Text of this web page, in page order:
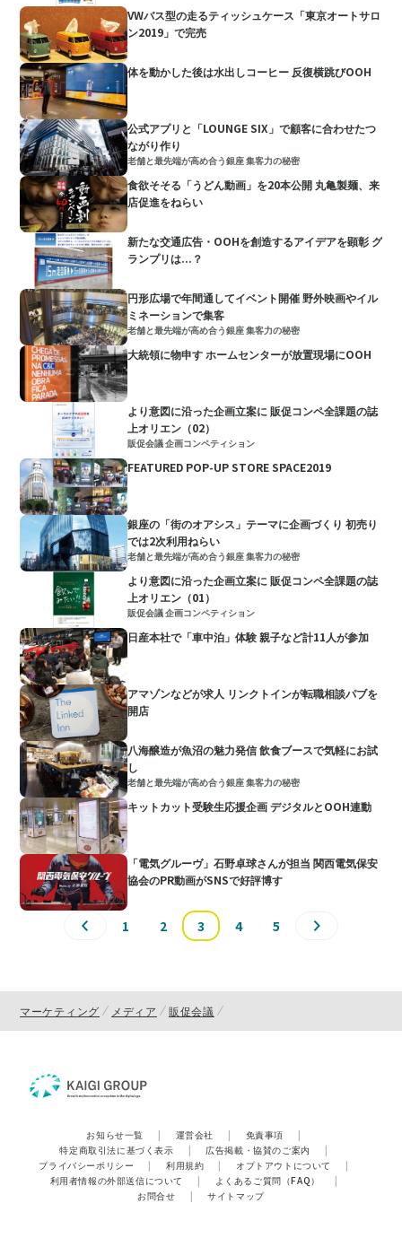
VWバス型の走るティッシュケース「東京オートサロ
ン2019」で完売
体を動かした後は水出しコーヒー 反復横跳びOOH
公式アプリと「LOUNGE SIX」で顧客に合わせたつ
ながり作り
老舗と最先端が高め合う銀座 集客力の秘密
食欲そそる「うどん動画」を20本公開 丸亀製麺、来
店促進をねらい
新たな交通広告・OOHを創造するアイデアを顕彰 グ
ランプリは...？
円形広場で年間通してイベント開催 野外映画やイル
ミネーションで集客
老舗と最先端が高め合う銀座 集客力の秘密
大統領に物申す ホームセンターが放置現場にOOH
より意図に沿った企画立案に 販促コンペ全課題の誌
上オリエン（02）
販促会議 企画コンペティション
FEATURED POP-UP STORE SPACE2019
銀座の「街のオアシス」テーマに企画づくり 初売り
では2次利用ねらい
老舗と最先端が高め合う銀座 集客力の秘密
より意図に沿った企画立案に 販促コンペ全課題の誌
上オリエン（01）
販促会議 企画コンペティション
日産本社で「車中泊」体験 親子など計11人が参加
アマゾンなどが求人 リンクトインが転職相談パブを
開店
八海醸造が魚沼の魅力発信 飲食ブースで気軽にお試
し
老舗と最先端が高め合う銀座 集客力の秘密
キットカット受験生応援企画 デジタルとOOH連動
「電気グルーヴ」石野卓球さんが担当 関西電気保安
協会のPR動画がSNSで好評博す
1 2 3 4 5
マーケティング メディア 販促会議
お知らせ一覧 | 運営会社 | 免責事項
|
特定商取引法に基づく表示
| 広告掲載・協賛のご案内
|
プライバシーポリシー
| 利用規約 | オプトアウトについて
|
利用者情報の外部送信について
| よくあるご質問（FAQ）
|
お問合せ
| サイトマップ